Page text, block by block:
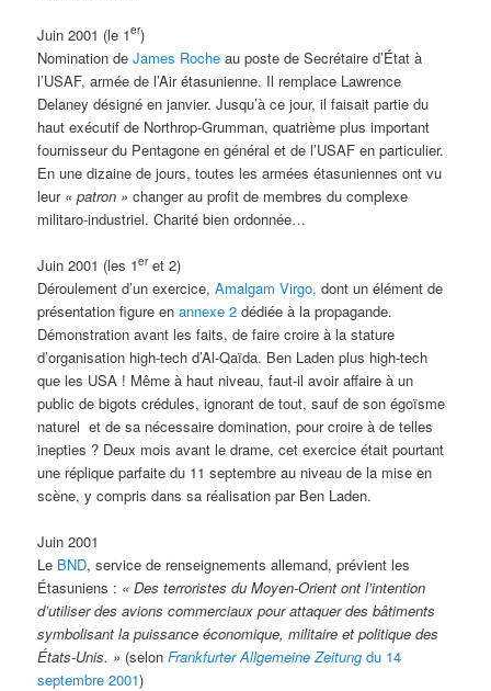
Juin 2001 (le 1er)
Nomination deJames Roche au poste de Secrétaire d’État à
l’USAF, armée de l’Air étasunienne. Il remplace Lawrence
Delaney désigné en janvier. Jusqu’à ce jour, il faisait partie du
haut exécutif de Northrop-Grumman, quatrième plus important
fournisseur du Pentagone en général et de l’USAF en particulier.
En une dizaine de jours, toutes les armées étasuniennes ont vu
leur « patron » changer au profit de membres du complexe
militaro-industriel. Charité bien ordonnée…
Juin 2001 (les 1eret 2)
Déroulement d’un exercice,Amalgam Virgo, dont un élément de
présentation figure enannexe 2 dédiée à la propagande.
Démonstration avant les faits, de faire croire à la stature
d’organisation high-tech d’Al-Qaïda. Ben Laden plus high-tech
que les USA ! Même à haut niveau, faut-il avoir affaire à un
public de bigots crédules, ignorant de tout, sauf de son égoïsme
naturel et de sa nécessaire domination, pour croire à de telles
inepties ? Deux mois avant le drame, cet exercice était pourtant
une réplique parfaite du 11 septembre au niveau de la mise en
scène, y compris dans sa réalisation par Ben Laden.
Juin 2001
Le BND, service de renseignements allemand, prévient les
Étasuniens : « Des terroristes du Moyen-Orient ont l’intention
d’utiliser des avions commerciaux pour attaquer des bâtiments
symbolisant la puissance économique, militaire et politique des
États-Unis. » (selonFrankfurter Allgemeine Zeitung du 14
septembre 2001)